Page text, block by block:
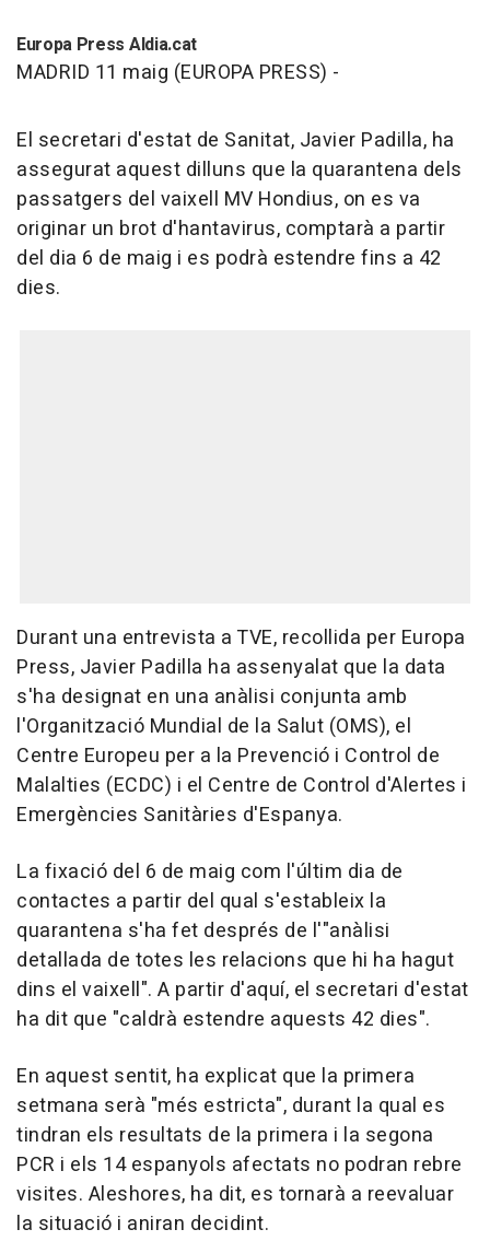
Europa Press Aldia.cat
MADRID 11 maig (EUROPA PRESS) -
El secretari d'estat de Sanitat, Javier Padilla, ha
assegurat aquest dilluns que la quarantena dels
passatgers del vaixell MV Hondius, on es va
originar un brot d'hantavirus, comptarà a partir
del dia 6 de maig i es podrà estendre fins a 42
dies.
Durant una entrevista a TVE, recollida per Europa
Press, Javier Padilla ha assenyalat que la data
s'ha designat en una anàlisi conjunta amb
l'Organització Mundial de la Salut (OMS), el
Centre Europeu per a la Prevenció i Control de
Malalties (ECDC) i el Centre de Control d'Alertes i
Emergències Sanitàries d'Espanya.
La fixació del 6 de maig com l'últim dia de
contactes a partir del qual s'estableix la
quarantena s'ha fet després de l'"anàlisi
detallada de totes les relacions que hi ha hagut
dins el vaixell". A partir d'aquí, el secretari d'estat
ha dit que "caldrà estendre aquests 42 dies".
En aquest sentit, ha explicat que la primera
setmana serà "més estricta", durant la qual es
tindran els resultats de la primera i la segona
PCR i els 14 espanyols afectats no podran rebre
visites. Aleshores, ha dit, es tornarà a reevaluar
la situació i aniran decidint.